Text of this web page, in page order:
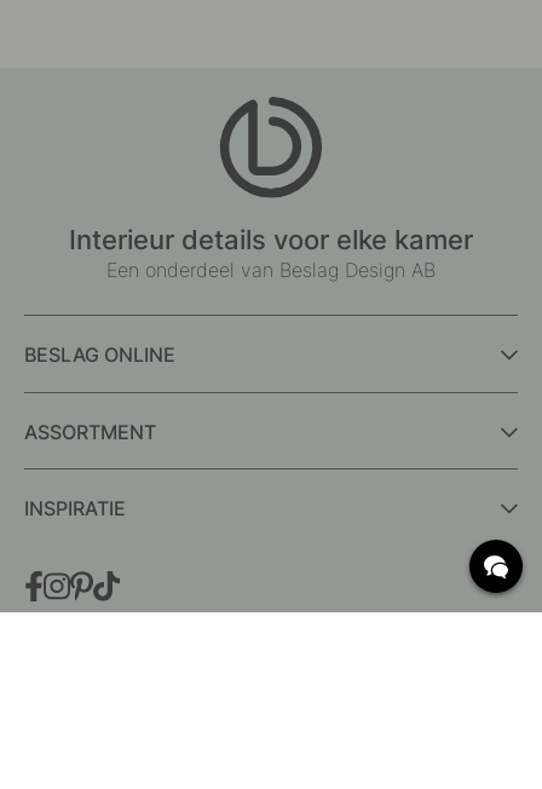
Interieur details voor elke kamer
Een onderdeel van Beslag Design AB
BESLAG ONLINE
ASSORTMENT
INSPIRATIE